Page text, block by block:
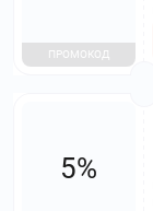
ПРОМОКОД
5%